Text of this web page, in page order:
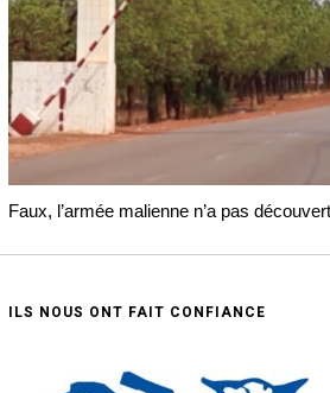
Faux, l’armée malienne n’a pas
ILS NOUS ONT FAIT CONFIANCE